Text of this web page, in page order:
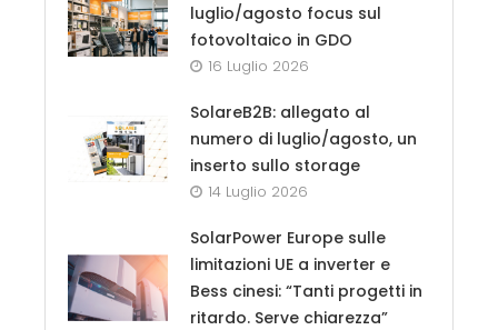
luglio/agosto focus sul
fotovoltaico in GDO
16 Luglio 2026
SolareB2B: allegato al
numero di luglio/agosto, un
inserto sullo storage
14 Luglio 2026
SolarPower Europe sulle
limitazioni UE a inverter e
Bess cinesi: “Tanti progetti in
ritardo. Serve chiarezza”